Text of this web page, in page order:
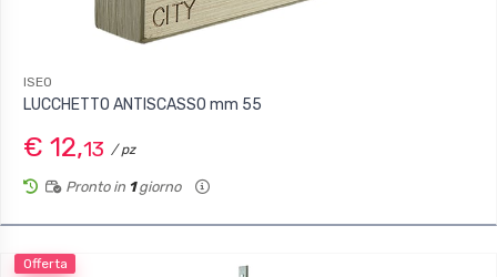
ISEO
LUCCHETTO ANTISCASSO mm 55
€ 12,13 / pz
Pronto in 1giorno
Offerta